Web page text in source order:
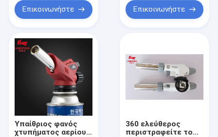
Επικοινωνήστε Επικοινωνήστε
Υπαίθριος φανός
χτυπήματος αερίου
360 ελεύθερος
περιστραφείτε το